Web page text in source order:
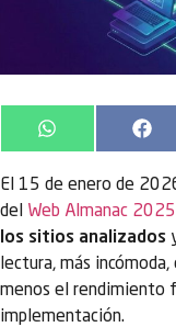
WhatsApp
El 15 de enero de
del Web Almanac 2025
los sitios analizados
lectura, más
menos el rendimiento
implementación.